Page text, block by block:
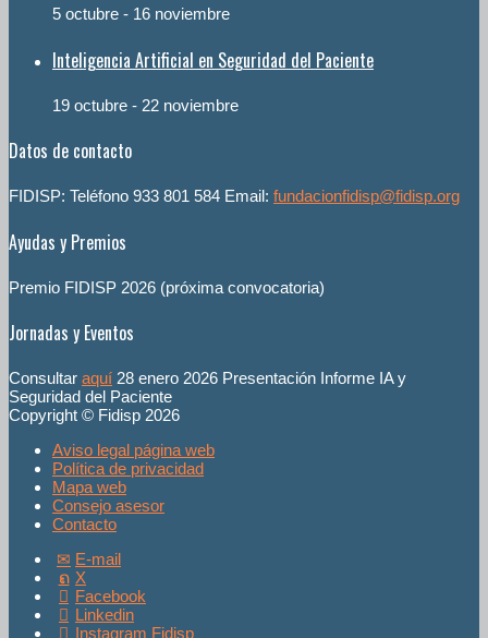
5 octubre - 16 noviembre
Inteligencia Artificial en Seguridad del Paciente
19 octubre - 22 noviembre
Datos de contacto
FIDISP: Teléfono 933 801 584 Email: fundacionfidisp@fidisp.org
Ayudas y Premios
Premio FIDISP 2026 (próxima convocatoria)
Jornadas y Eventos
Consultar aquí 28 enero 2026 Presentación Informe IA y
Seguridad del Paciente
Copyright © Fidisp 2026
Aviso legal página web
Política de privacidad
Mapa web
Consejo asesor
Contacto
E-mail
X
Facebook
Linkedin
Instagram Fidisp